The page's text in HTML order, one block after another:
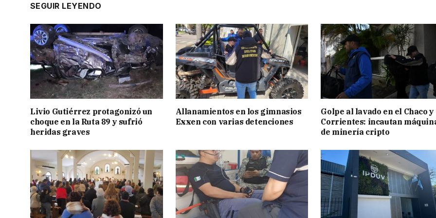
SEGUIR LEYENDO
Livio Gutiérrez protagonizó un
choque en la Ruta 89 y sufrió
heridas graves
Allanamientos en los gimnasios
Exxen con varias detenciones
Golpe al lavado en el Chaco y
Corrientes: incautan
de minería cripto